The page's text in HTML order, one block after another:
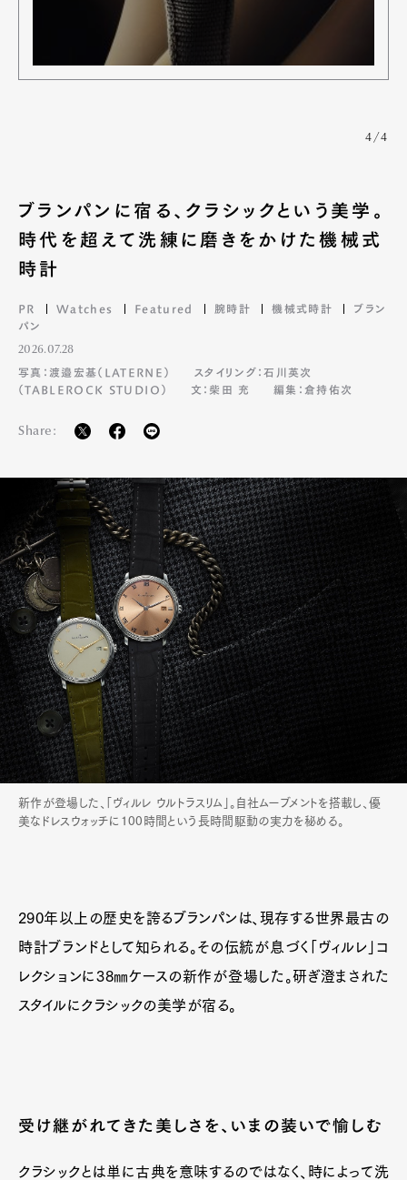
4/4
ブランパンに宿る、クラシックという美学。
時代を超えて洗練に磨きをかけた機械式
時計
PR Watches Featured 腕時計 機械式時計
ブラン
パン
2026.07.28
写真：渡邉宏基（LATERNE）
スタイリング：石川英次
（TABLEROCK STUDIO）
文：柴田 充 編集：倉持佑次
Share:
新作が登場した、「ヴィルレ ウルトラスリム」。自社ムーブメントを搭載し、優
美なドレスウォッチに100時間という長時間駆動の実力を秘める。
290年以上の歴史を誇るブランパンは、現存する世界最古の
時計ブランドとして知られる。その伝統が息づく「ヴィルレ」コ
レクションに38㎜ケースの新作が登場した。研ぎ澄まされた
スタイルにクラシックの美学が宿る。
受け継がれてきた美しさを、いまの装いで愉しむ
クラシックとは単に古典を意味するのではなく、時によって洗